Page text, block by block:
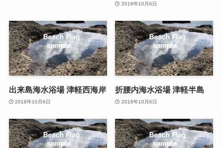
2018年10月6日
出来島海水浴場 津軽西海岸
2018年10月6日
折腰内海水浴場 津軽半島
2018年10月6日